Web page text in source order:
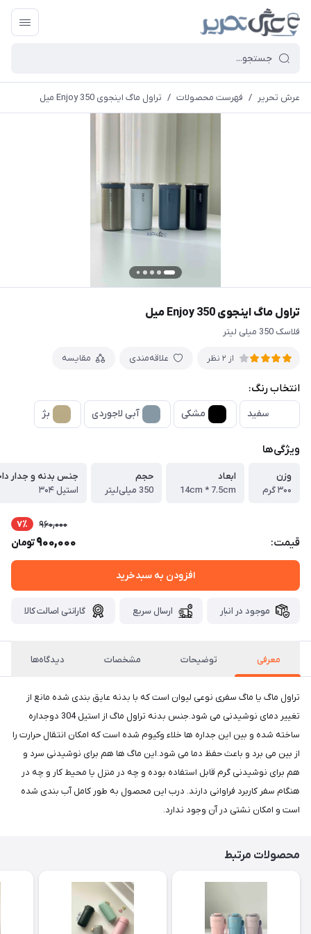
عرش تحریر / فهرست محصولات / تراول ماگ اینجوی Enjoy 350 میل
تراول ماگ اینجوی Enjoy 350 میل
فلاسک 350 میلی لیتر
از 2 نظر علاقه‌مندی مقایسه
انتخاب رنگ:
سفید مشکی آبی لاجوردی بژ
ویژگی‌ها
وزن
۳۰۰ گرم
ابعاد
14cm * 7.5cm
حجم
350 میلی‌لیتر
جنس بدنه و جدار
استیل ۳۰۴
قیمت:
960,000 7٪
900,000تومان
افزودن به سبدخرید
موجود در انبار ارسال سریع گارانتی اصالت کالا
معرفی توضیحات مشخصات دیدگاه‌ها
تراول ماگ یا ماگ سفری نوعی لیوان است که با بدنه عایق بندی شده مانع از
تغییر دمای نوشیدنی می شود.جنس بدنه تراول ماگ از استیل 304 دوجداره
ساخته شده و بین این جداره ها خلاء وکیوم شده است که امکان انتقال حرارت را
از بین می برد و باعث حفظ دما می شود.‌این ماگ ها هم برای نوشیدنی سرد و
هم برای نوشیدنی گرم قابل استفاده بوده و چه در منزل یا محیط کار و چه در
هنگام سفر کاربرد فراوانی دارند. درب این محصول به طور کامل آب بندی شده
است و امکان نشتی در آن وجود ندارد.
محصولات مرتبط